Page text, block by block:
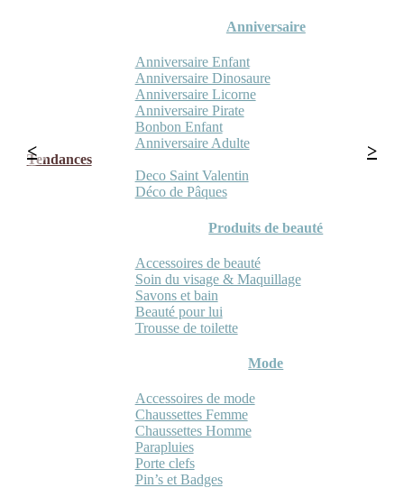
Anniversaire
Anniversaire Enfant
Anniversaire Dinosaure
Anniversaire Licorne
Anniversaire Pirate
Bonbon Enfant
Anniversaire Adulte
Tendances
Deco Saint Valentin
Déco de Pâques
Produits de beauté
Accessoires de beauté
Soin du visage & Maquillage
Savons et bain
Beauté pour lui
Trousse de toilette
Mode
Accessoires de mode
Chaussettes Femme
Chaussettes Homme
Parapluies
Porte clefs
Pin’s et Badges